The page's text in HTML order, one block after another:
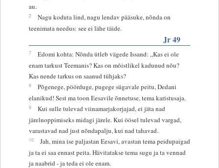
au.
2
Nagu koduta lind, nagu lendav pääsuke, nõnda on
teenimata needus: see ei lähe täide.
Jr 49
7
Edomi kohta: Nõnda ütleb vägede Issand: „Kas ei ole
enam tarkust Teemanis? Kas on mõistlikel kadunud nõu?
Kas nende tarkus on saanud tühjaks?
8
Põgenege, pöörduge, pugege sügavale peitu, Dedani
elanikud! Sest ma toon Eesavile õnnetuse, tema karistusaja.
9
Kui sulle tulevad viinamarjakorjajad, ei jäta nad
järelnoppimiseks midagi järele. Kui öösel tulevad vargad,
varastavad nad just nõndapalju, kui nad tahavad.
10
Jah, mina ise paljastan Eesavi, avastan tema peidupaigad
ja ta ei saa ennast peita. Hävitatakse tema sugu ja ta vennad
ja naabrid - ja teda ei ole enam.